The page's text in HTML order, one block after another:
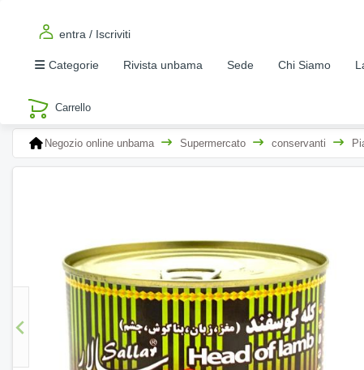
entra / Iscriviti
Categorie Rivista unbama Sede Chi Siamo
Negozio online unbama Supermercato conservanti